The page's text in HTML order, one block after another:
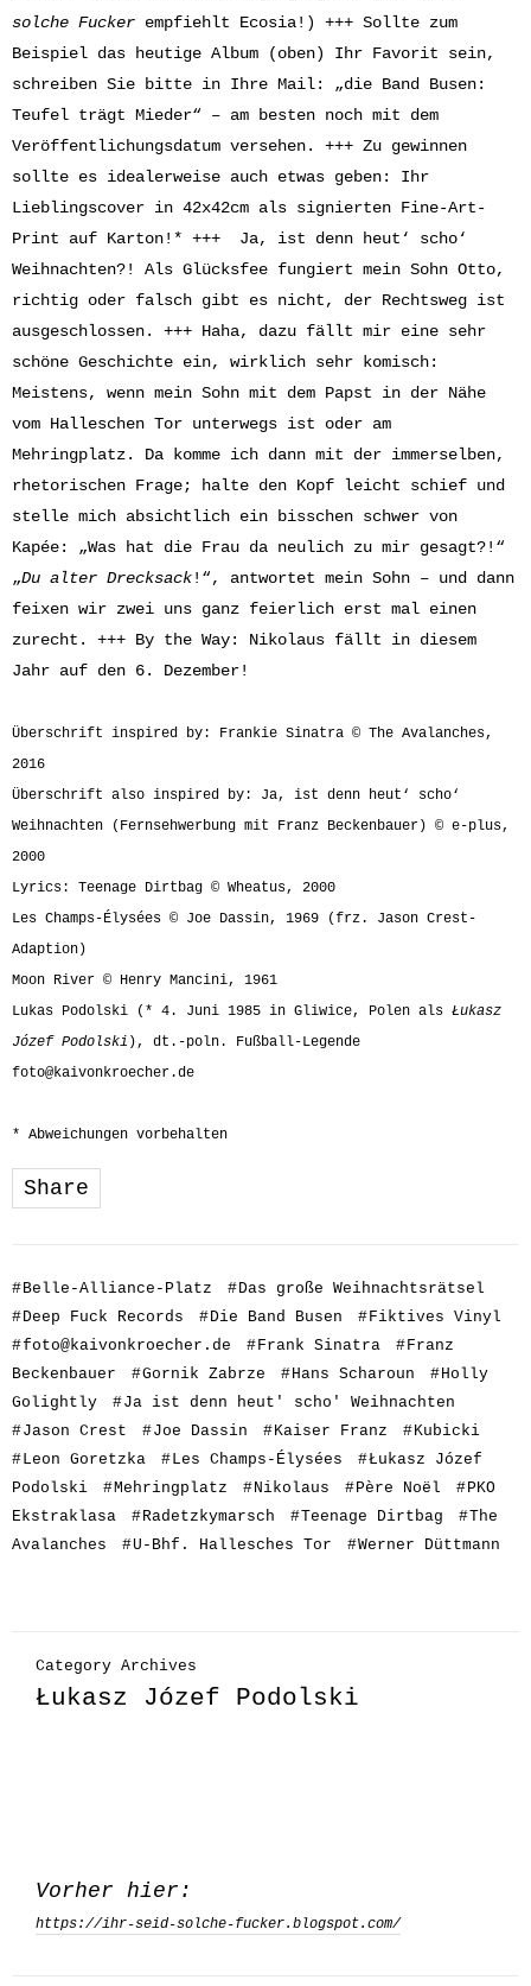
solche Fucker empfiehlt Ecosia!) +++ Sollte zum
Beispiel das heutige Album (oben) Ihr Favorit sein,
schreiben Sie bitte in Ihre Mail: „die Band Busen:
Teufel trägt Mieder“ – am besten noch mit dem
Veröffentlichungsdatum versehen. +++ Zu gewinnen
sollte es idealerweise auch etwas geben: Ihr
Lieblingscover in 42x42cm als signierten Fine-Art-
Print auf Karton!* +++ Ja, ist denn heut‘ scho‘
Weihnachten?! Als Glücksfee fungiert mein Sohn Otto,
richtig oder falsch gibt es nicht, der Rechtsweg ist
ausgeschlossen. +++ Haha, dazu fällt mir eine sehr
schöne Geschichte ein, wirklich sehr komisch:
Meistens, wenn mein Sohn mit dem Papst in der Nähe
vom Halleschen Tor unterwegs ist oder am
Mehringplatz. Da komme ich dann mit der immerselben,
rhetorischen Frage; halte den Kopf leicht schief und
stelle mich absichtlich ein bisschen schwer von
Kapée: „Was hat die Frau da neulich zu mir gesagt?!“
„Du alter Drecksack!“, antwortet mein Sohn – und dann
feixen wir zwei uns ganz feierlich erst mal einen
zurecht. +++ By the Way: Nikolaus fällt in diesem
Jahr auf den 6. Dezember!
Überschrift inspired by: Frankie Sinatra © The Avalanches,
2016
Überschrift also inspired by: Ja, ist denn heut‘ scho‘
Weihnachten (Fernsehwerbung mit Franz Beckenbauer) © e-plus,
2000
Lyrics: Teenage Dirtbag © Wheatus, 2000
Les Champs-Élysées © Joe Dassin, 1969 (frz. Jason Crest-
Adaption)
Moon River © Henry Mancini, 1961
Lukas Podolski (* 4. Juni 1985 in Gliwice, Polen als Łukasz
Józef Podolski ), dt.-poln. Fußball-Legende
foto@kaivonkroecher.de
* Abweichungen vorbehalten
Share
#Belle-Alliance-Platz #Das große Weihnachtsrätsel
#Deep Fuck Records #Die Band Busen #Fiktives Vinyl
#foto@kaivonkroecher.de #Frank Sinatra #Franz
Beckenbauer
#Gornik Zabrze #Hans Scharoun #Holly
Golightly
#Ja ist denn heut' scho' Weihnachten
#Jason Crest #Joe Dassin #Kaiser Franz #Kubicki
#Leon Goretzka #Les Champs-Élysées #Łukasz Józef
Podolski
#Mehringplatz #Nikolaus #Père Noël #PKO
Ekstraklasa
#Radetzkymarsch #Teenage Dirtbag #The
Avalanches
#U-Bhf. Hallesches Tor #Werner Düttmann
Category Archives
Łukasz Józef Podolski
Vorher hier:
https://ihr-seid-solche-fucker.blogspot.com/